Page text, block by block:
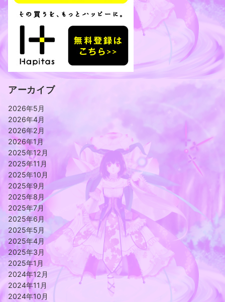
アーカイブ
2026年5月
2026年4月
2026年2月
2026年1月
2025年12月
2025年11月
2025年10月
2025年9月
2025年8月
2025年7月
2025年6月
2025年5月
2025年4月
2025年3月
2025年1月
2024年12月
2024年11月
2024年10月